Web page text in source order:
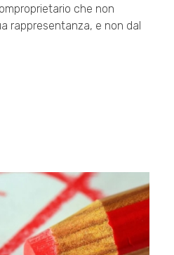
che non
rappresentanza, e non dal